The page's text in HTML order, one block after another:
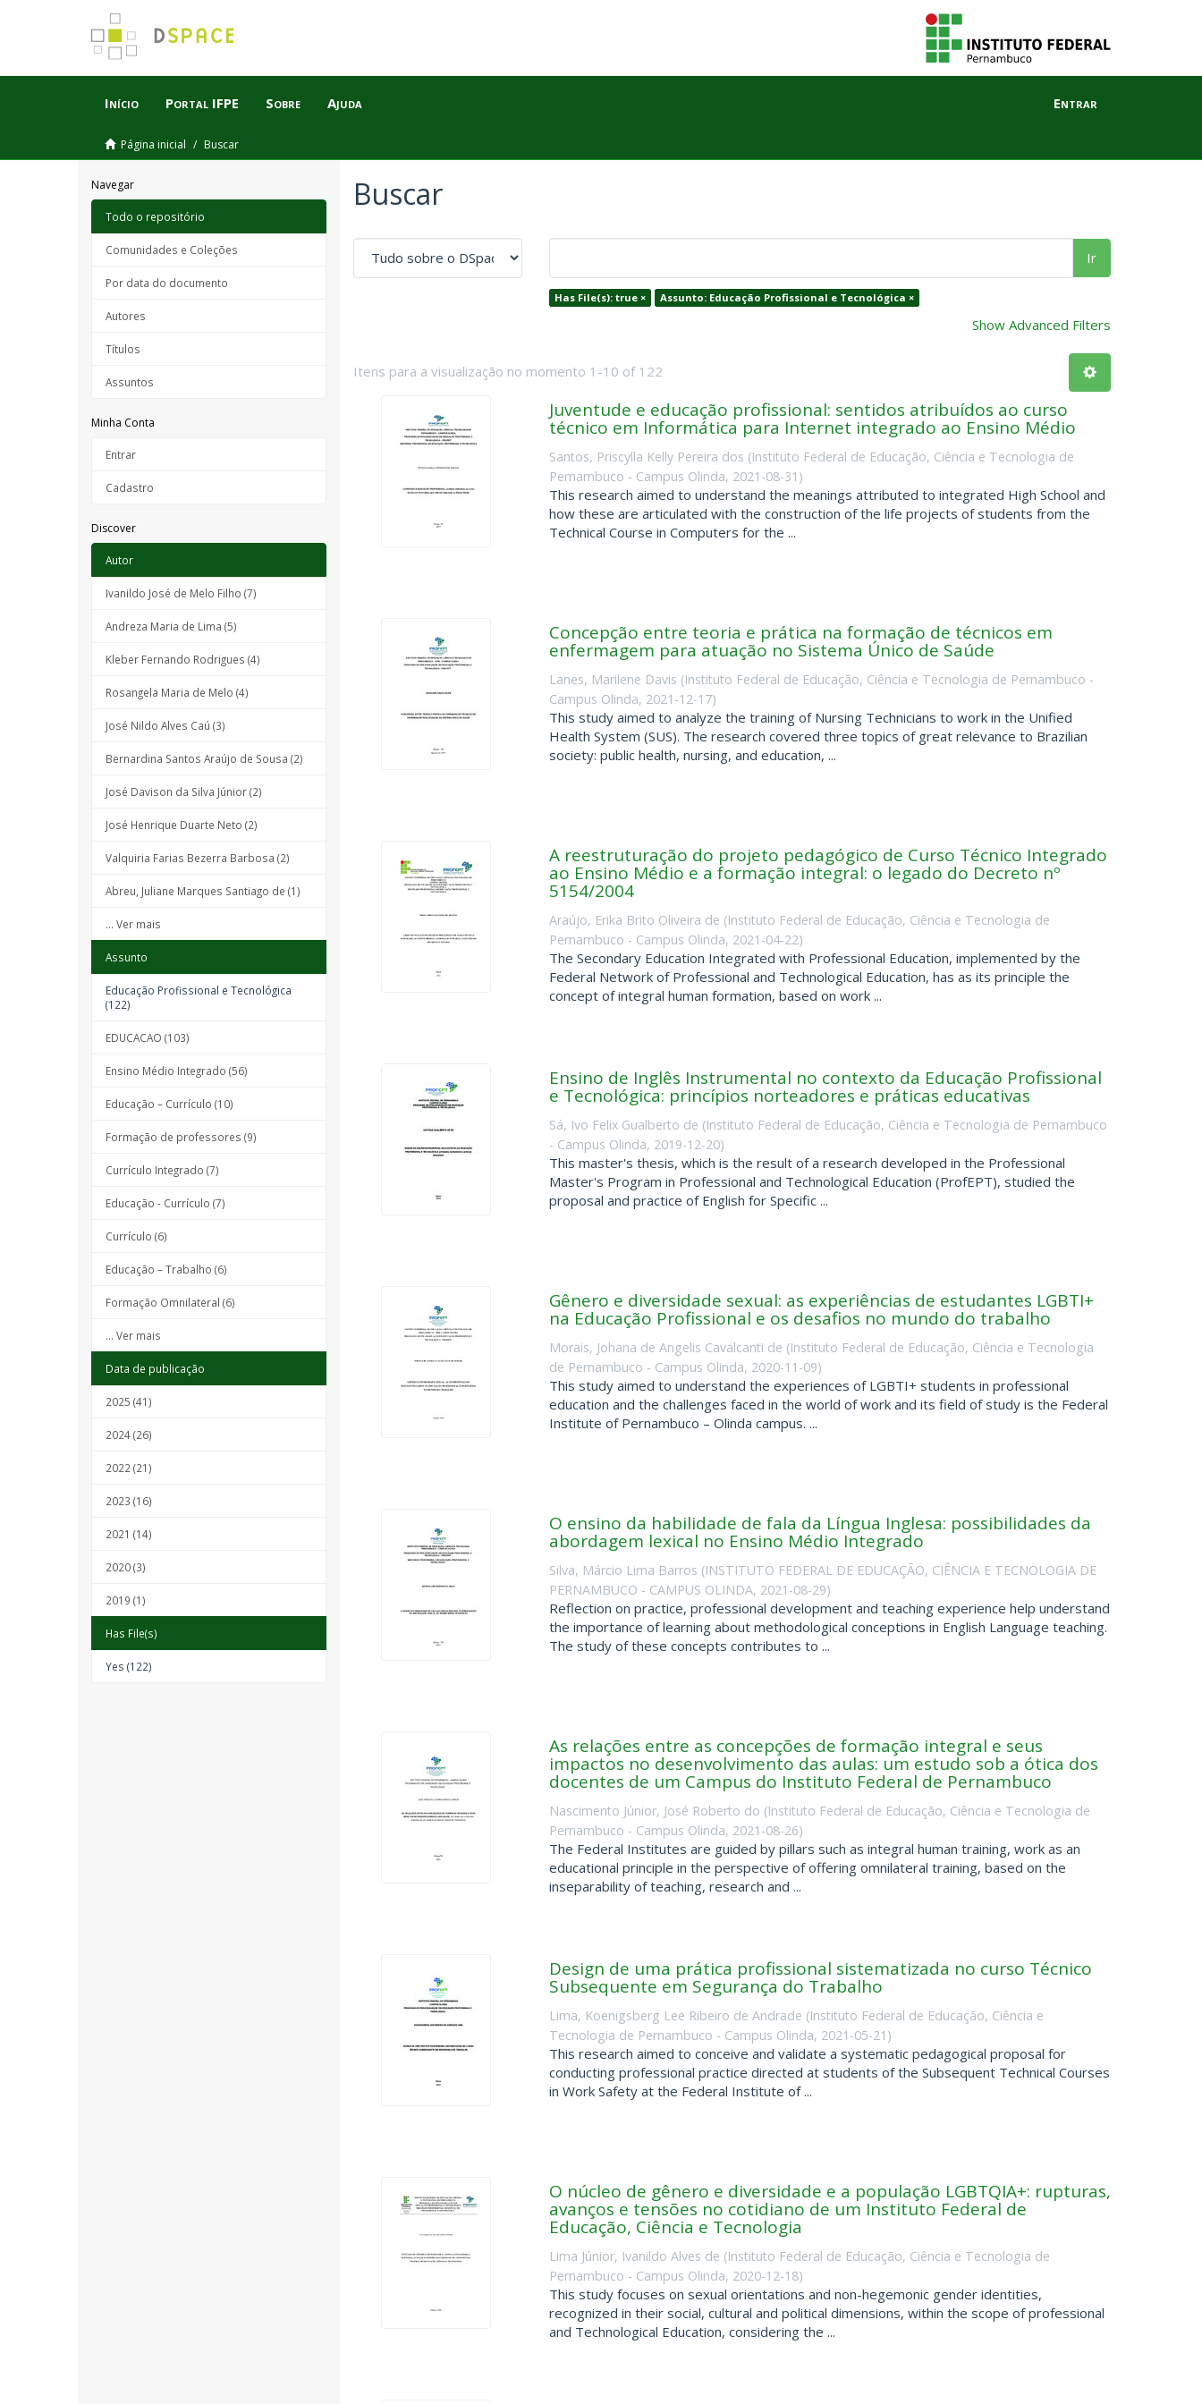
Início Portal IFPE Sobre Ajuda Entrar
Página inicial Buscar
Navegar
Todo o repositório
Comunidades e Coleções
Por data do documento
Autores
Títulos
Assuntos
Minha Conta
Entrar
Cadastro
Discover
Autor
Ivanildo José de Melo Filho (7)
Andreza Maria de Lima (5)
Kleber Fernando Rodrigues (4)
Rosangela Maria de Melo (4)
José Nildo Alves Caú (3)
Bernardina Santos Araújo de Sousa (2)
José Davison da Silva Júnior (2)
José Henrique Duarte Neto (2)
Valquiria Farias Bezerra Barbosa (2)
Abreu, Juliane Marques Santiago de (1)
... Ver mais
Assunto
Educação Profissional e Tecnológica
(122)
EDUCACAO (103)
Ensino Médio Integrado (56)
Educação – Currículo (10)
Formação de professores (9)
Currículo Integrado (7)
Educação - Currículo (7)
Currículo (6)
Educação – Trabalho (6)
Formação Omnilateral (6)
... Ver mais
Data de publicação
2025 (41)
2024 (26)
2022 (21)
2023 (16)
2021 (14)
2020 (3)
2019 (1)
Has File(s)
Yes (122)
Buscar
Ir
Has File(s): true × Assunto: Educação Profissional e Tecnológica ×
Show Advanced Filters
Itens para a visualização no momento 1-10 of 122
Juventude e educação profissional: sentidos atribuídos ao curso
técnico em Informática para Internet integrado ao Ensino Médio
Santos, Priscylla Kelly Pereira dos (Instituto Federal de Educação, Ciência e Tecnologia de
Pernambuco - Campus Olinda, 2021-08-31 )
This research aimed to understand the meanings attributed to integrated High School and
how these are articulated with the construction of the life projects of students from the
Technical Course in Computers for the ...
Concepção entre teoria e prática na formação de técnicos em
enfermagem para atuação no Sistema Único de Saúde
Lanes, Marilene Davis (Instituto Federal de Educação, Ciência e Tecnologia de Pernambuco -
Campus Olinda, 2021-12-17)
This study aimed to analyze the training of Nursing Technicians to work in the Unified
Health System (SUS). The research covered three topics of great relevance to Brazilian
society: public health, nursing, and education, ...
A reestruturação do projeto pedagógico de Curso Técnico Integrado
ao Ensino Médio e a formação integral: o legado do Decreto nº
5154/2004
Araújo, Erika Brito Oliveira de (Instituto Federal de Educação, Ciência e Tecnologia de
Pernambuco - Campus Olinda, 2021-04-22)
The Secondary Education Integrated with Professional Education, implemented by the
Federal Network of Professional and Technological Education, has as its principle the
concept of integral human formation, based on work ...
Ensino de Inglês Instrumental no contexto da Educação Profissional
e Tecnológica: princípios norteadores e práticas educativas
Sá, Ivo Felix Gualberto de (Instituto Federal de Educação, Ciência e Tecnologia de Pernambuco
- Campus Olinda, 2019-12-20)
This master's thesis, which is the result of a research developed in the Professional
Master's Program in Professional and Technological Education (ProfEPT), studied the
proposal and practice of English for Specific ...
Gênero e diversidade sexual: as experiências de estudantes LGBTI+
na Educação Profissional e os desafios no mundo do trabalho
Morais, Johana de Angelis Cavalcanti de (Instituto Federal de Educação, Ciência e Tecnologia
de Pernambuco - Campus Olinda, 2020-11-09)
This study aimed to understand the experiences of LGBTI+ students in professional
education and the challenges faced in the world of work and its field of study is the Federal
Institute of Pernambuco – Olinda campus. ...
O ensino da habilidade de fala da Língua Inglesa: possibilidades da
abordagem lexical no Ensino Médio Integrado
Silva, Márcio Lima Barros (INSTITUTO FEDERAL DE EDUCAÇÃO, CIÊNCIA E TECNOLOGIA DE
PERNAMBUCO - CAMPUS OLINDA, 2021-08-29)
Reflection on practice, professional development and teaching experience help understand
the importance of learning about methodological conceptions in English Language teaching.
The study of these concepts contributes to ...
As relações entre as concepções de formação integral e seus
impactos no desenvolvimento das aulas: um estudo sob a ótica dos
docentes de um Campus do Instituto Federal de Pernambuco
Nascimento Júnior, José Roberto do (Instituto Federal de Educação, Ciência e Tecnologia de
Pernambuco - Campus Olinda, 2021-08-26)
The Federal Institutes are guided by pillars such as integral human training, work as an
educational principle in the perspective of offering omnilateral training, based on the
inseparability of teaching, research and ...
Design de uma prática profissional sistematizada no curso Técnico
Subsequente em Segurança do Trabalho
Lima, Koenigsberg Lee Ribeiro de Andrade (Instituto Federal de Educação, Ciência e
Tecnologia de Pernambuco - Campus Olinda, 2021-05-21 )
This research aimed to conceive and validate a systematic pedagogical proposal for
conducting professional practice directed at students of the Subsequent Technical Courses
in Work Safety at the Federal Institute of ...
O núcleo de gênero e diversidade e a população LGBTQIA+: rupturas,
avanços e tensões no cotidiano de um Instituto Federal de
Educação, Ciência e Tecnologia
Lima Júnior, Ivanildo Alves de (Instituto Federal de Educação, Ciência e Tecnologia de
Pernambuco - Campus Olinda, 2020-12-18)
This study focuses on sexual orientations and non-hegemonic gender identities,
recognized in their social, cultural and political dimensions, within the scope of professional
and Technological Education, considering the ...